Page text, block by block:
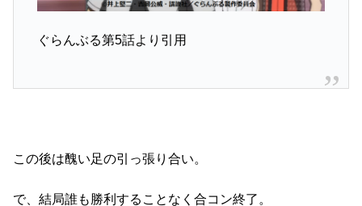
ぐらんぶる第5話より引用
この後は醜い足の引っ張り合い。
で、結局誰も勝利することなく合コン終了。